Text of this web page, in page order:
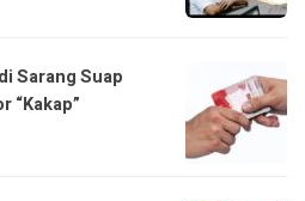
Sarang Suap
“Kakap”